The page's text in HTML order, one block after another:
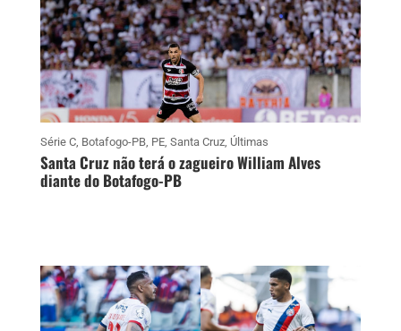
Série C, Botafogo-PB, PE, Santa Cruz, Últimas
Santa Cruz não terá o zagueiro William Alves
diante do Botafogo-PB